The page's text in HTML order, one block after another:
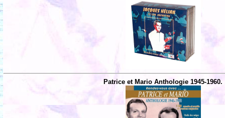
Patrice et Mario Anthologie 1945-1960.